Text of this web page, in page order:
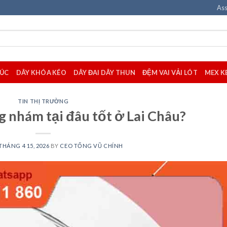
DÂY KHÓA KÉO DÂY ĐAI DÂY THUN ĐỆM VAI VẢI LÓT MEX
TIN THỊ TRƯỜNG
nhám tại đâu tốt ở Lai Châu?
4 15, 2026 BY CEO TỐNG VŨ CHÍNH